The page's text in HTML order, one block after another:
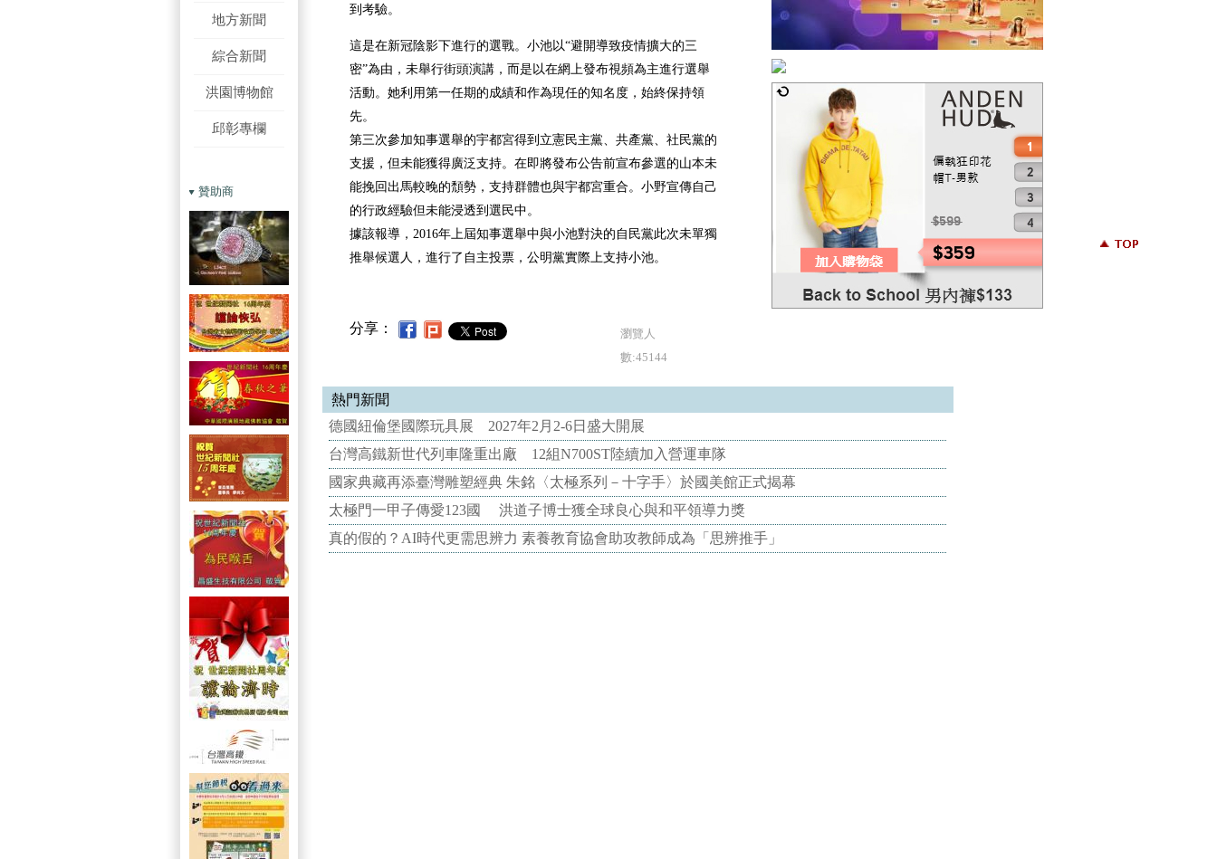
地方新聞
綜合新聞
洪園博物館
邱彰專欄
贊助商
到考驗。
這是在新冠陰影下進行的選戰。小池以“避開導致疫情擴大的三
密”為由，未舉行街頭演講，而是以在網上發布視頻為主進行選舉
活動。她利用第一任期的成績和作為現任的知名度，始終保持領
先。
第三次參加知事選舉的宇都宮得到立憲民主黨、共產黨、社民黨的
支援，但未能獲得廣泛支持。在即將發布公告前宣布參選的山本未
能挽回出馬較晚的頹勢，支持群體也與宇都宮重合。小野宣傳自己
的行政經驗但未能浸透到選民中。
據該報導，2016年上屆知事選舉中與小池對決的自民黨此次未單獨
推舉候選人，進行了自主投票，公明黨實際上支持小池。
分享：
瀏覽人
數:45144
熱門新聞
德國紐倫堡國際玩具展 2027年2月2-6日盛大開展
台灣高鐵新世代列車隆重出廠 12組N700ST陸續加入營運車隊
國家典藏再添臺灣雕塑經典 朱銘〈太極系列－十字手〉於國美館正式揭幕
太極門一甲子傳愛123國 洪道子博士獲全球良心與和平領導力獎
真的假的？AI時代更需思辨力 素養教育協會助攻教師成為「思辨推手」